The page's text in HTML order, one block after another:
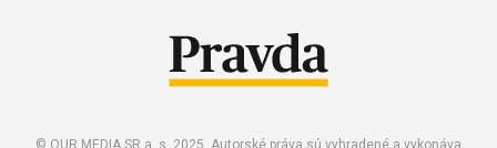
© OUR MEDIA SR a. s. 2025. Autorské práva sú vyhradené a vykonáva